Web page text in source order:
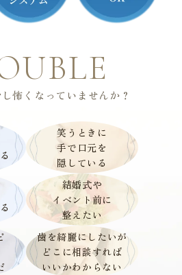
怖くなっていませんか？
笑うときに
手で口元を
隠している
結婚式や
イベント前に
整えたい
歯を綺麗にしたいが
どこに相談すれば
いいかわからない